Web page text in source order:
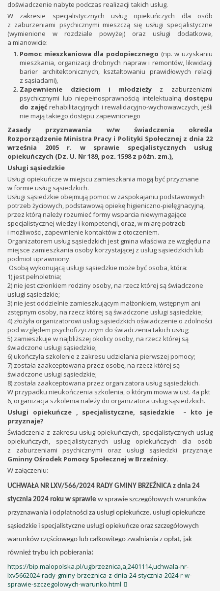
doświadczenie nabyte podczas realizacji takich usług.
W zakresie specjalistycznych usług opiekuńczych dla osób
z zaburzeniami psychicznymi mieszczą się usługi specjalistyczne
(wymienione w rozdziale powyżej) oraz usługi dodatkowe,
a mianowicie:
Pomoc mieszkaniowa dla podopiecznego (np. w uzyskaniu
mieszkania, organizacji drobnych napraw i remontów, likwidacji
barier architektonicznych, kształtowaniu prawidłowych relacji
z sąsiadami),
Zapewnienie dzieciom i młodzieżyz zaburzeniami
psychicznymi lub niepełnosprawnością intelektualną dostępu
do zajęć rehabilitacyjnych i rewalidacyjno-wychowawczych, jeśli
nie mają takiego dostępu zapewnionego
Zasady przyznawania w/w świadczenia określa
Rozporządzenie Ministra Pracy i Polityki Społecznej z dnia 22
września 2005 r. w sprawie specjalistycznych usług
opiekuńczych (Dz. U. Nr 189, poz. 1598 z późn. zm.),
Usługi sąsiedzkie
Usługi opiekuńcze w miejscu zamieszkania mogą być przyznane
w formie usług sąsiedzkich.
Usługi sąsiedzkie obejmują pomoc w zaspokajaniu podstawowych
potrzeb życiowych, podstawową opiekę higieniczno-pielęgnacyjną,
przez którą należy rozumieć formy wsparcia niewymagające
specjalistycznej wiedzy i kompetencji, oraz, w miarę potrzeb
i możliwości, zapewnienie kontaktów z otoczeniem.
Organizatorem usług sąsiedzkich jest gmina właściwa ze względu na
miejsce zamieszkania osoby korzystającej z usług sąsiedzkich lub
podmiot uprawniony.
Osobą wykonującą usługi sąsiedzkie może być osoba, która:
1) jest pełnoletnia;
2) nie jest członkiem rodziny osoby, na rzecz której są świadczone
usługi sąsiedzkie;
3) nie jest oddzielnie zamieszkującym małżonkiem, wstępnym ani
zstępnym osoby, na rzecz której są świadczone usługi sąsiedzkie;
4) złożyła organizatorowi usług sąsiedzkich oświadczenie o zdolności
pod względem psychofizycznym do świadczenia takich usług;
5) zamieszkuje w najbliższej okolicy osoby, na rzecz której są
świadczone usługi sąsiedzkie;
6) ukończyła szkolenie z zakresu udzielania pierwszej pomocy;
7) została zaakceptowana przez osobę, na rzecz której są
świadczone usługi sąsiedzkie;
8) została zaakceptowana przez organizatora usług sąsiedzkich.
W przypadku nieukończenia szkolenia, o którym mowa w ust. 4a pkt
6, organizacja szkolenia należy do organizatora usług sąsiedzkich.
Usługi opiekuńcze , specjalistyczne, sąsiedzkie – kto je
przyznaje?
Świadczenia z zakresu usług opiekuńczych, specjalistycznych usług
opiekuńczych, specjalistycznych usług opiekuńczych dla osób
z zaburzeniami psychicznymi oraz usługi sąsiedzki przyznaje
Gminny Ośrodek Pomocy Społecznej w Brzeźnicy.
W załączeniu:
UCHWAŁA NR LXV/566/2024 RADY GMINY BRZEŹNICA z dnia 24
stycznia 2024 roku w sprawie w sprawie szczegółowych warunków
przyznawania i odpłatności za usługi opiekuńcze, usługi opiekuńcze
sąsiedzkie i specjalistyczne usługi opiekuńcze oraz szczegółowych
warunków częściowego lub całkowitego zwalniania z opłat, jak
również trybu ich pobierania:
https://bip.malopolska.pl/ugbrzeznica,a,2401114,uchwala-nr-
lxv5662024-rady-gminy-brzeznica-z-dnia-24-stycznia-2024-r-w-
sprawie-szczegolowych-warunko.html